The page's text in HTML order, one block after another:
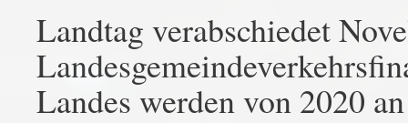
Landtag verabschiedet
Landes werden von 2020